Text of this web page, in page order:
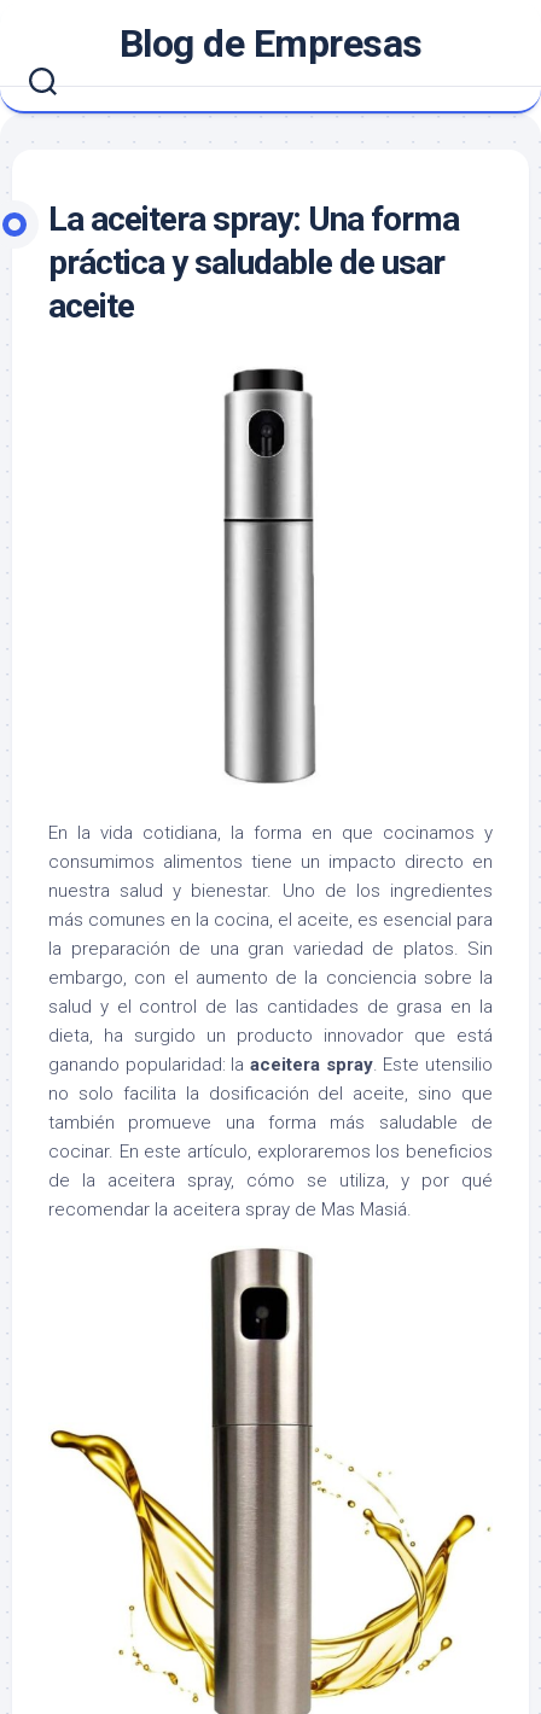
contenido
Blog de Empresas
La aceitera spray: Una forma
práctica y saludable de usar
aceite
En la vida cotidiana, la forma en que cocinamos y
consumimos alimentos tiene un impacto directo en
nuestra salud y bienestar. Uno de los ingredientes
más comunes en la cocina, el aceite, es esencial para
la preparación de una gran variedad de platos. Sin
embargo, con el aumento de la conciencia sobre la
salud y el control de las cantidades de grasa en la
dieta, ha surgido un producto innovador que está
ganando popularidad: la aceitera spray. Este utensilio
no solo facilita la dosificación del aceite, sino que
también promueve una forma más saludable de
cocinar. En este artículo, exploraremos los beneficios
de la aceitera spray, cómo se utiliza, y por qué
recomendar la aceitera spray de Mas Masiá.